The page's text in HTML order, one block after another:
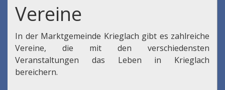
Vereine
In der Marktgemeinde Krieglach gibt es zahlreiche
Vereine, die mit den verschiedensten
Veranstaltungen das Leben in Krieglach
bereichern.